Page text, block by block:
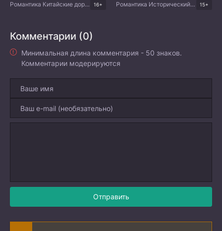
Романтика Китайские дорамы 16+ Романтика Исторический Фэнтези Корейские дорамы 15+
Комментарии (0)
Минимальная длина комментария - 50 знаков.
Комментарии модерируются
Отправить